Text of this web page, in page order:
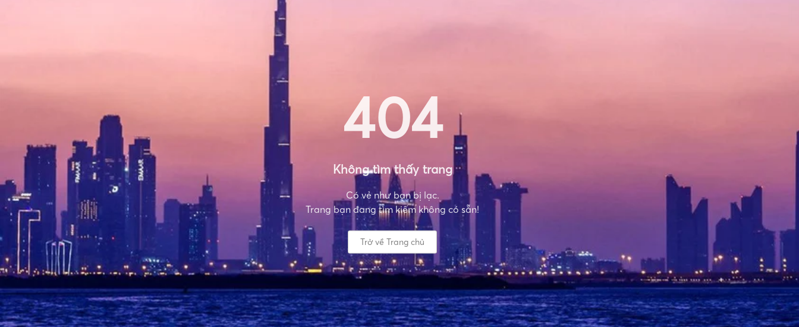
404
Không tìm thấy trang
Có vẻ như bạn bị lạc.
Trang bạn đang tìm kiếm không có sẵn!
Trở về Trang chủ